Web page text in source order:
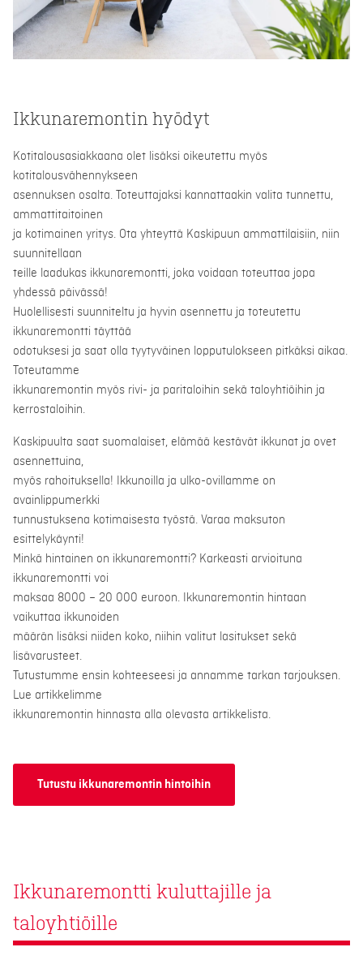
Ikkunaremontin hyödyt
Kotitalousasiakkaana olet lisäksi oikeutettu myös
kotitalousvähennykseen
asennuksen osalta. Toteuttajaksi kannattaakin valita tunnettu,
ammattitaitoinen
ja kotimainen yritys. Ota yhteyttä Kaskipuun ammattilaisiin, niin
suunnitellaan
teille laadukas ikkunaremontti, joka voidaan toteuttaa jopa
yhdessä päivässä!
Huolellisesti suunniteltu ja hyvin asennettu ja toteutettu
ikkunaremontti täyttää
odotuksesi ja saat olla tyytyväinen lopputulokseen pitkäksi aikaa.
Toteutamme
ikkunaremontin myös rivi- ja paritaloihin sekä taloyhtiöihin ja
kerrostaloihin.
Kaskipuulta saat suomalaiset, elämää kestävät ikkunat ja ovet
asennettuina,
myös rahoituksella! Ikkunoilla ja ulko-ovillamme on
avainlippumerkki
tunnustuksena kotimaisesta työstä. Varaa maksuton
esittelykäynti!
Minkä hintainen on ikkunaremontti? Karkeasti arvioituna
ikkunaremontti voi
maksaa 8000 – 20 000 euroon. Ikkunaremontin hintaan
vaikuttaa ikkunoiden
määrän lisäksi niiden koko, niihin valitut lasitukset sekä
lisävarusteet.
Tutustumme ensin kohteeseesi ja annamme tarkan tarjouksen.
Lue artikkelimme
ikkunaremontin hinnasta alla olevasta artikkelista.
Tutustu ikkunaremontin hintoihin
Ikkunaremontti kuluttajille ja
taloyhtiöille